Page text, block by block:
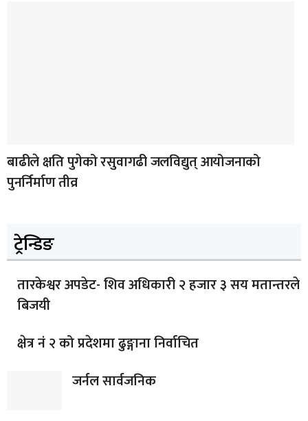
बाढीले क्षति पुगेको रसुवागढी जलविद्युत् आयोजनाको
पुनर्निर्माण तीव्र
ट्रेन्डिङ
तारकेश्वर अपडेट- शिव अधिकारी २ हजार ३ सय मतान्तरले
बिजयी
क्षेत्र नं २ को प्रदेशमा ढुङ्गाना निर्वाचित
जर्नल सार्वजनिक